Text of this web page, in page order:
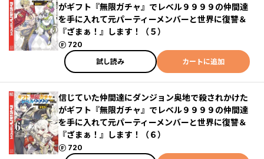
がギフト『無限ガチャ』でレベル９９９９の仲間達
を手に入れて元パーティーメンバーと世界に復讐＆
『ざまぁ！』します！（５）
720
ポイント
試し読み
カートに追加
信じていた仲間達にダンジョン奥地で殺されかけた
がギフト『無限ガチャ』でレベル９９９９の仲間達
を手に入れて元パーティーメンバーと世界に復讐＆
『ざまぁ！』します！（６）
720
ポイント